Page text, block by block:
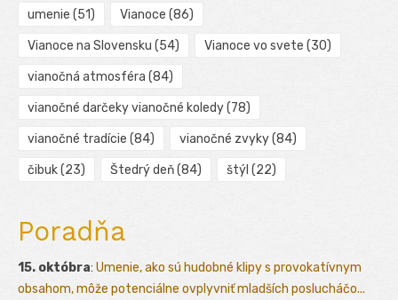
umenie (51) Vianoce (86)
Vianoce na Slovensku (54) Vianoce vo svete (30)
vianočná atmosféra (84)
vianočné darčeky vianočné koledy(78)
vianočné tradície (84) vianočné zvyky(84)
čibuk(23) Štedrý deň(84) štýl (22)
Poradňa
15. októbra: Umenie, ako sú hudobné klipy s provokatívnym
obsahom, môže potenciálne ovplyvniť mladších poslucháčo...